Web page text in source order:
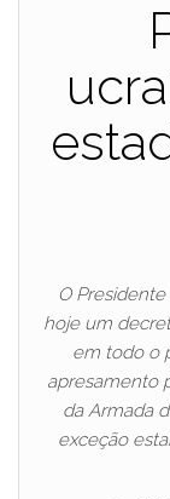
O
hoje um
em todo o
apresamento
da Armada
exceção